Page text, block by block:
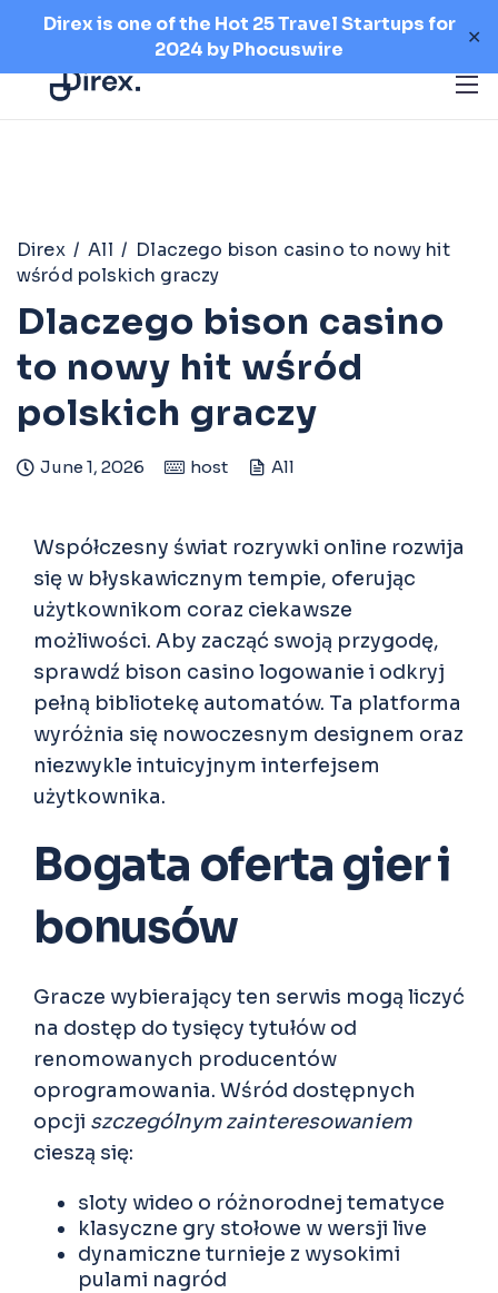
Direx is one of the Hot 25 Travel Startups for
2024 byPhocuswire
✕
Direx / All / Dlaczego bison casino to nowy hit
wśród polskich graczy
Dlaczego bison casino
to nowy hit wśród
polskich graczy
June 1, 2026 host All
Współczesny świat rozrywki online rozwija
się w błyskawicznym tempie, oferując
użytkownikom coraz ciekawsze
możliwości. Aby zacząć swoją przygodę,
sprawdź bison casino logowanie i odkryj
pełną bibliotekę automatów. Ta platforma
wyróżnia się nowoczesnym designem oraz
niezwykle intuicyjnym interfejsem
użytkownika.
Bogata oferta gier i
bonusów
Gracze wybierający ten serwis mogą liczyć
na dostęp do tysięcy tytułów od
renomowanych producentów
oprogramowania. Wśród dostępnych
opcji szczególnym zainteresowaniem
cieszą się:
sloty wideo o różnorodnej tematyce
klasyczne gry stołowe w wersji live
dynamiczne turnieje z wysokimi
pulami nagród